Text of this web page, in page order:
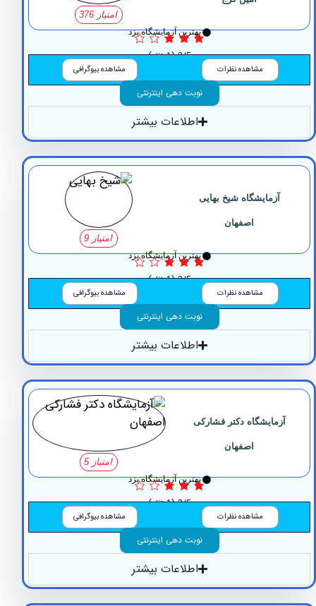
بهترین آزمایشگاه یزد
3/5 (1 نظر)
مشاهده نظرات مشاهده بیوگرافی
نوبت دهی اینترنتی
اطلاعات بیشتر
آزمایشگاه ‏شیخ ‏بهایی
بهترین آزمایشگاه یزد
3/5 (1 نظر)
مشاهده نظرات مشاهده بیوگرافی
نوبت دهی اینترنتی
اطلاعات بیشتر
‏دکتر ‏فشارکی
بهترین آزمایشگاه یزد
3/5 (1 نظر)
مشاهده نظرات مشاهده بیوگرافی
نوبت دهی اینترنتی
اطلاعات بیشتر